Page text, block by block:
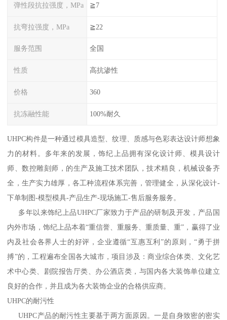
弹性段抗拉强度，MPa ≧7
抗弯拉强度，MPa ≧22
服务范围 全国
性质 高抗渗性
价格 360
抗冻融性能 100%耐久
UHPC构件是一种通过模具造型、纹理、质感与色彩表达设计师想象
力的材料。多年来的发展，饰纪上品拥有深化设计师、模具设计
师、数控雕刻师，的生产及施工技术团队，技术精良，机械设备齐
全，生产实力雄厚，各工种流程体系完善，管理健全，从深化设计-
下单制图-模型模具-产品生产-现场施工-售后服务服务。
多年以来饰纪上品UHPC厂家致力于产品的研制及开发，产品国
内外市场，饰纪上品本着“重信誉、重服务、重质量、重”，赢得了业
内及社会各界人士的好评，企业遵循“互惠互利”的原则，“勇于拼
搏”的，工程遍布全国各大城市，项目涉及：商业综合体类、文化艺
术中心类、剧院报告厅类、办公酒店类，与国内各大装饰单位建立
良好的合作，并且成为各大装饰企业的合格供应商。
UHPC的耐污性
UHPC产品的耐污性主要基于两方面原因。一是自身致密的密实